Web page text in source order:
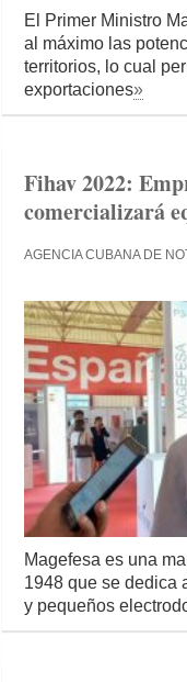
El Primer Ministro
al máximo las
territorios, lo cual
exportaciones»
Fihav 2022:
comercializará
AGENCIA CUBANA DE
Magefesa es una
1948 que se dedica
y pequeños